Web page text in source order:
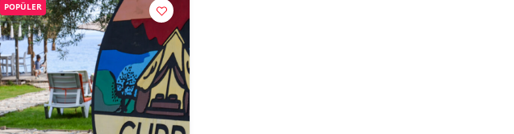
POPÜLER